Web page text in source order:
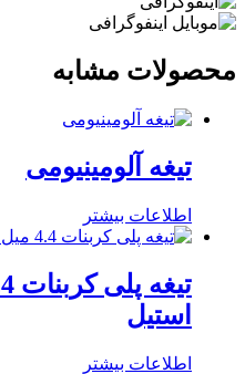
محصولات مشابه
تیغه آلومینیومی
اطلاعات بیشتر
استیل
اطلاعات بیشتر